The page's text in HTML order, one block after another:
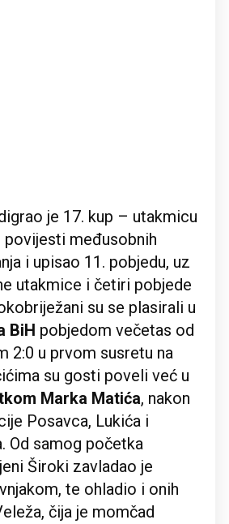
je 17. kup – utakmicu
povijesti međusobnih
i upisao 11. pobjedu, uz
utakmice i četiri pobjede
su se plasirali u
BiH pobjedom večetas od
2:0 u prvom susretu na
su gosti poveli već u
Marka Matića, nakon
Posavca, Lukića i
Od samog početka
Široki zavladao je
te ohladio i onih
čija je momčad